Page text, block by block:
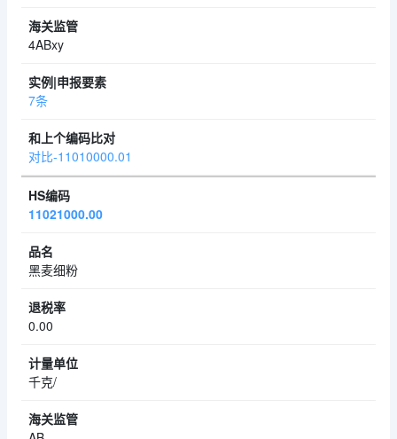
4ABxy
7条
对比-11010000.01
11021000.00
黑麦细粉
0.00
千克/